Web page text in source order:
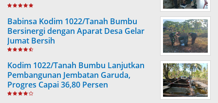
Babinsa Kodim 1022/Tanah Bumbu
Bersinergi dengan Aparat Desa Gelar
Jumat Bersih
Kodim 1022/Tanah Bumbu Lanjutkan
Pembangunan Jembatan Garuda,
Progres Capai 36,80 Persen